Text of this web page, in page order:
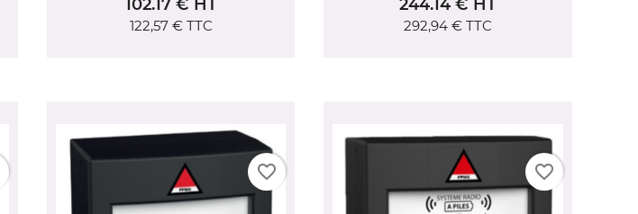
102.17 € HT
122,57 €TTC
244.14 € HT
292,94 € TTC
favorite_border favorite_border